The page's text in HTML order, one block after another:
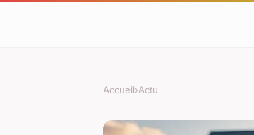
Accueil›Actu